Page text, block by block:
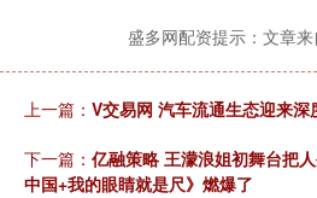
盛多网配资提示：文章来
上一篇： V交易网 汽车流通生态迎来深
下一篇： 亿融策略 王濛浪姐初舞台把
中国+我的眼睛就是尺》燃爆了